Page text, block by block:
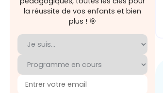
la réussite de vos enfants et bien
plus ! 🎯